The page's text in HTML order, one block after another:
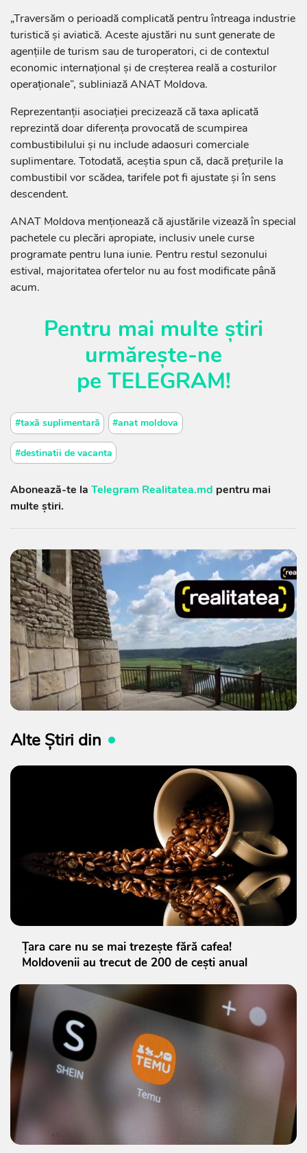
„Traversăm o perioadă complicată pentru întreaga industrie
turistică și aviatică. Aceste ajustări nu sunt generate de
agențiile de turism sau de turoperatori, ci de contextul
economic internațional și de creșterea reală a costurilor
operaționale”, subliniază ANAT Moldova.
Reprezentanții asociației precizează că taxa aplicată
reprezintă doar diferența provocată de scumpirea
combustibilului și nu include adaosuri comerciale
suplimentare. Totodată, aceștia spun că, dacă prețurile la
combustibil vor scădea, tarifele pot fi ajustate și în sens
descendent.
ANAT Moldova menționează că ajustările vizează în special
pachetele cu plecări apropiate, inclusiv unele curse
programate pentru luna iunie. Pentru restul sezonului
estival, majoritatea ofertelor nu au fost modificate până
acum.
Pentru mai multe știri
urmărește-ne
pe TELEGRAM!
#taxă suplimentară #anat moldova
#destinatii de vacanta
Abonează-te la Telegram Realitatea.md pentru mai
multe știri.
Alte Știri din
Țara care nu se mai trezește fără cafea!
Moldovenii au trecut de 200 de cești anual